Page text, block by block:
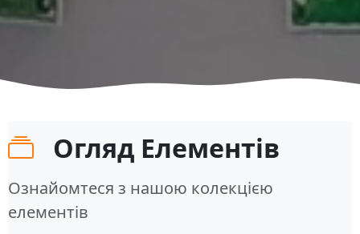
Огляд Елементів
Ознайомтеся з нашою колекцією
елементів